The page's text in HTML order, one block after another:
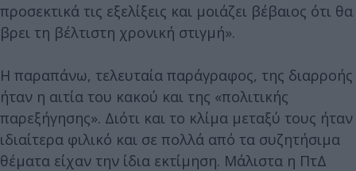
προσεκτικά τις εξελίξεις και μοιάζει βέβαιος ότι θα
βρει τη βέλτιστη χρονική στιγμή».
Η παραπάνω, τελευταία παράγραφος, της διαρροής
ήταν η αιτία του κακού και της «πολιτικής
παρεξήγησης». Διότι και το κλίμα μεταξύ τους ήταν
ιδιαίτερα φιλικό και σε πολλά από τα συζητήσιμα
θέματα είχαν την ίδια εκτίμηση. Μάλιστα η ΠτΔ